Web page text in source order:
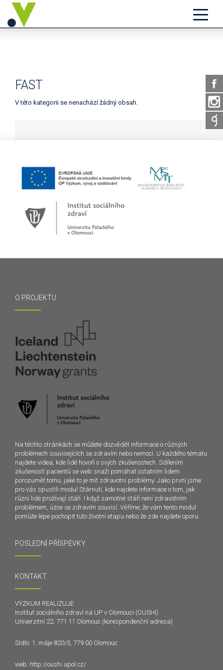
FAST
V této kategorii se nenachází žádný obsah.
O PROJEKTU
Na těchto stránkách se můžete dozvědět informace o různých
problémech souvisejících se zdravím nebo nemocí. U každého tématu
najdete videa, kde lidé hovoří o svých zkušenostech. Sdílením
zkušeností pacientů se web snaží pomáhat ostatním lidem
porozumět tomu, jaké to je mít zdravotní problémy. Jako první jsme
pro vás spustili modul Stárnutí, kde najdete informace o tom, jak
různí lidé prožívají stáří. I když samotné stáří není zdravotním
problémem, úzce se zdravím souvisí. Věříme, že vám tento modul
pomůže lépe pochopit tuto životní etapu nebo že zde najdete oporu.
POSLEDNÍ PŘÍSPĚVKY
KONTAKT
VÝZKUM REALIZUJE
Institut sociálního zdraví na UP v Olomouci (OUSHI)
Univerzitní 22, 771 11 Olomouc (korespondenční adresa)
Sídlo: 1. máje 820/5, 779 00 Olomouc
web: http://oushi.upol.cz/